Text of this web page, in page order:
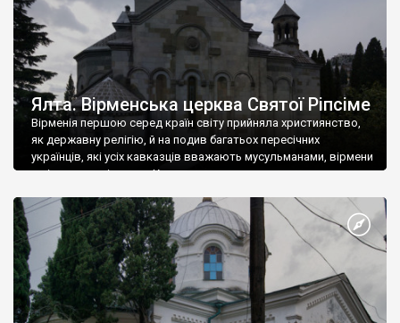
Ялта. Вірменська церква Святої Ріпсіме
Вірменія першою серед країн світу прийняла християнство,
як державну релігію, й на подив багатьох пересічних
українців, які усіх кавказців вважають мусульманами, вірмени
є відданими вірянами Христа